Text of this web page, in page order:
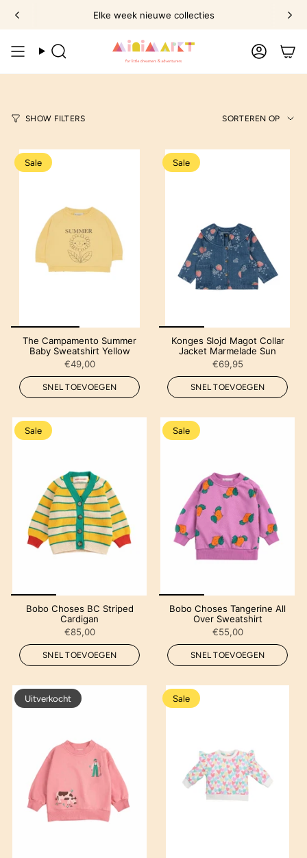
naar
Elke week nieuwe collecties
Zoek Account
SHOW FILTERS
op
SORTEREN OP
Sale
The Campamento Summer
Baby Sweatshirt Yellow
€49,00
SNEL TOEVOEGEN
Sale
Konges Slojd Magot Collar
Jacket Marmelade Sun
€69,95
SNEL TOEVOEGEN
Sale
Bobo Choses BC Striped
Cardigan
€85,00
SNEL TOEVOEGEN
Sale
Bobo Choses Tangerine All
Over Sweatshirt
€55,00
SNEL TOEVOEGEN
Uitverkocht Sale